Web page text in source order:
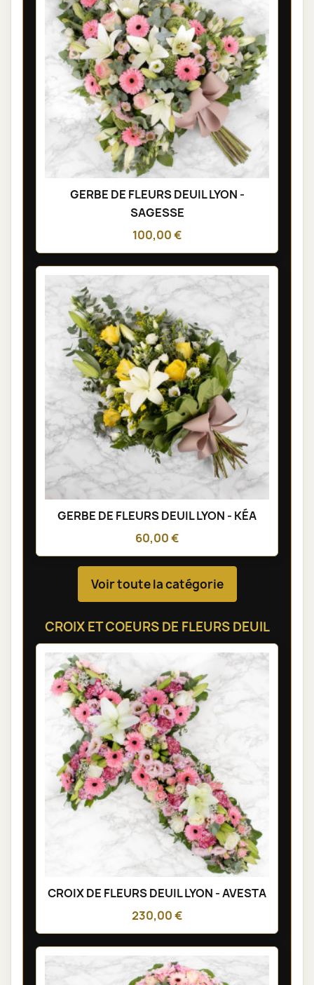
GERBE DE FLEURS DEUIL LYON -
SAGESSE
100,00 €
GERBE DE FLEURS DEUIL LYON - KÉA
60,00 €
Voir toute la catégorie
CROIX ET COEURS DE FLEURS DEUIL
CROIX DE FLEURS DEUIL LYON - AVESTA
230,00 €